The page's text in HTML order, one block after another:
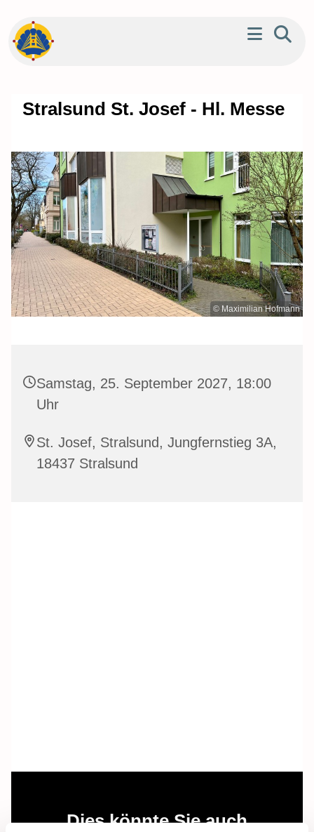
Stralsund St. Josef - Hl. Messe
© Maximilian Hofmann
Samstag, 25. September 2027, 18:00
Uhr
St. Josef, Stralsund, Jungfernstieg 3A,
18437 Stralsund
Dies könnte Sie auch